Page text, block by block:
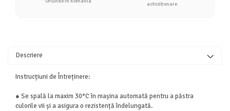
achizitionare
Descriere
Instrucțiuni de Întreținere:
● Se spală la maxim 30°C în mașina automată pentru a păstra
culorile vii și a asigura o rezistență îndelungată.